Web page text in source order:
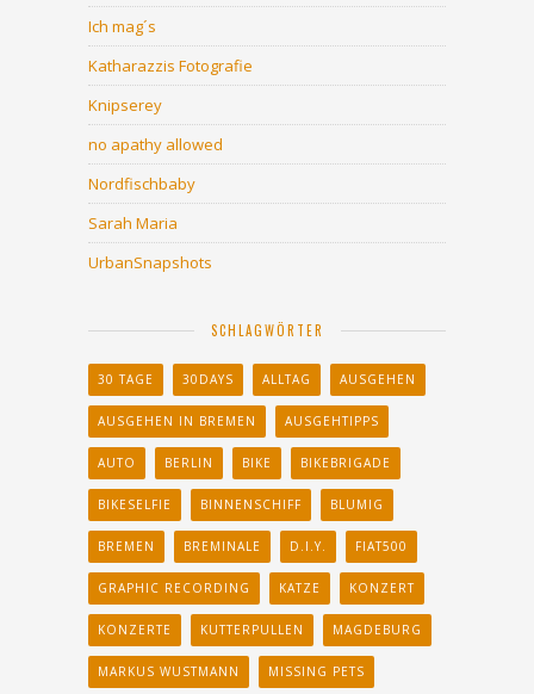
Ich mag´s
Katharazzis Fotografie
Knipserey
no apathy allowed
Nordfischbaby
Sarah Maria
UrbanSnapshots
SCHLAGWÖRTER
30 TAGE 30DAYS ALLTAG AUSGEHEN
AUSGEHEN IN BREMEN AUSGEHTIPPS
AUTO BERLIN BIKE BIKEBRIGADE
BIKESELFIE BINNENSCHIFF BLUMIG
BREMEN BREMINALE D.I.Y. FIAT500
GRAPHIC RECORDING KATZE KONZERT
KONZERTE KUTTERPULLEN MAGDEBURG
MARKUS WUSTMANN MISSING PETS